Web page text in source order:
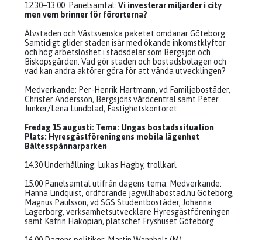
12.30–13.00 Panelsamtal: Vi investerar miljarder i city
men vem brinner för förorterna?
Älvstaden och Västsvenska paketet omdanar Göteborg.
Samtidigt glider staden isär med ökande inkomstklyftor
och hög arbetslöshet i stadsdelar som Bergsjön och
Biskopsgården. Vad gör staden och bostadsbolagen och
vad kan andra aktörer göra för att vända utvecklingen?
Medverkande: Per-Henrik Hartmann, vd Familjebostäder,
Christer Andersson, Bergsjöns vårdcentral samt Peter
Junker/Lena Lundblad, Fastighetskontoret.
Fredag 15 augusti: Tema: Ungas bostadssituation
Plats: Hyresgästföreningens mobila lägenhet
Bältesspännarparken
14.30 Underhållning: Lukas Hagby, trollkarl
15.00 Panelsamtal utifrån dagens tema. Medverkande:
Hanna Lindquist, ordförande jagvillhabostad.nu Göteborg,
Magnus Paulsson, vd SGS Studentbostäder, Johanna
Lagerborg, verksamhetsutvecklare Hyresgästföreningen
samt Katrin Hakopian, platschef Fryshuset Göteborg.